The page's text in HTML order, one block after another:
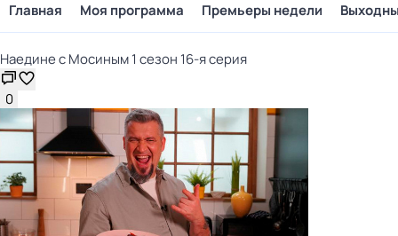
Главная Моя программа Премьеры недели
Наедине с Мосиным 1 сезон 16-я серия
0